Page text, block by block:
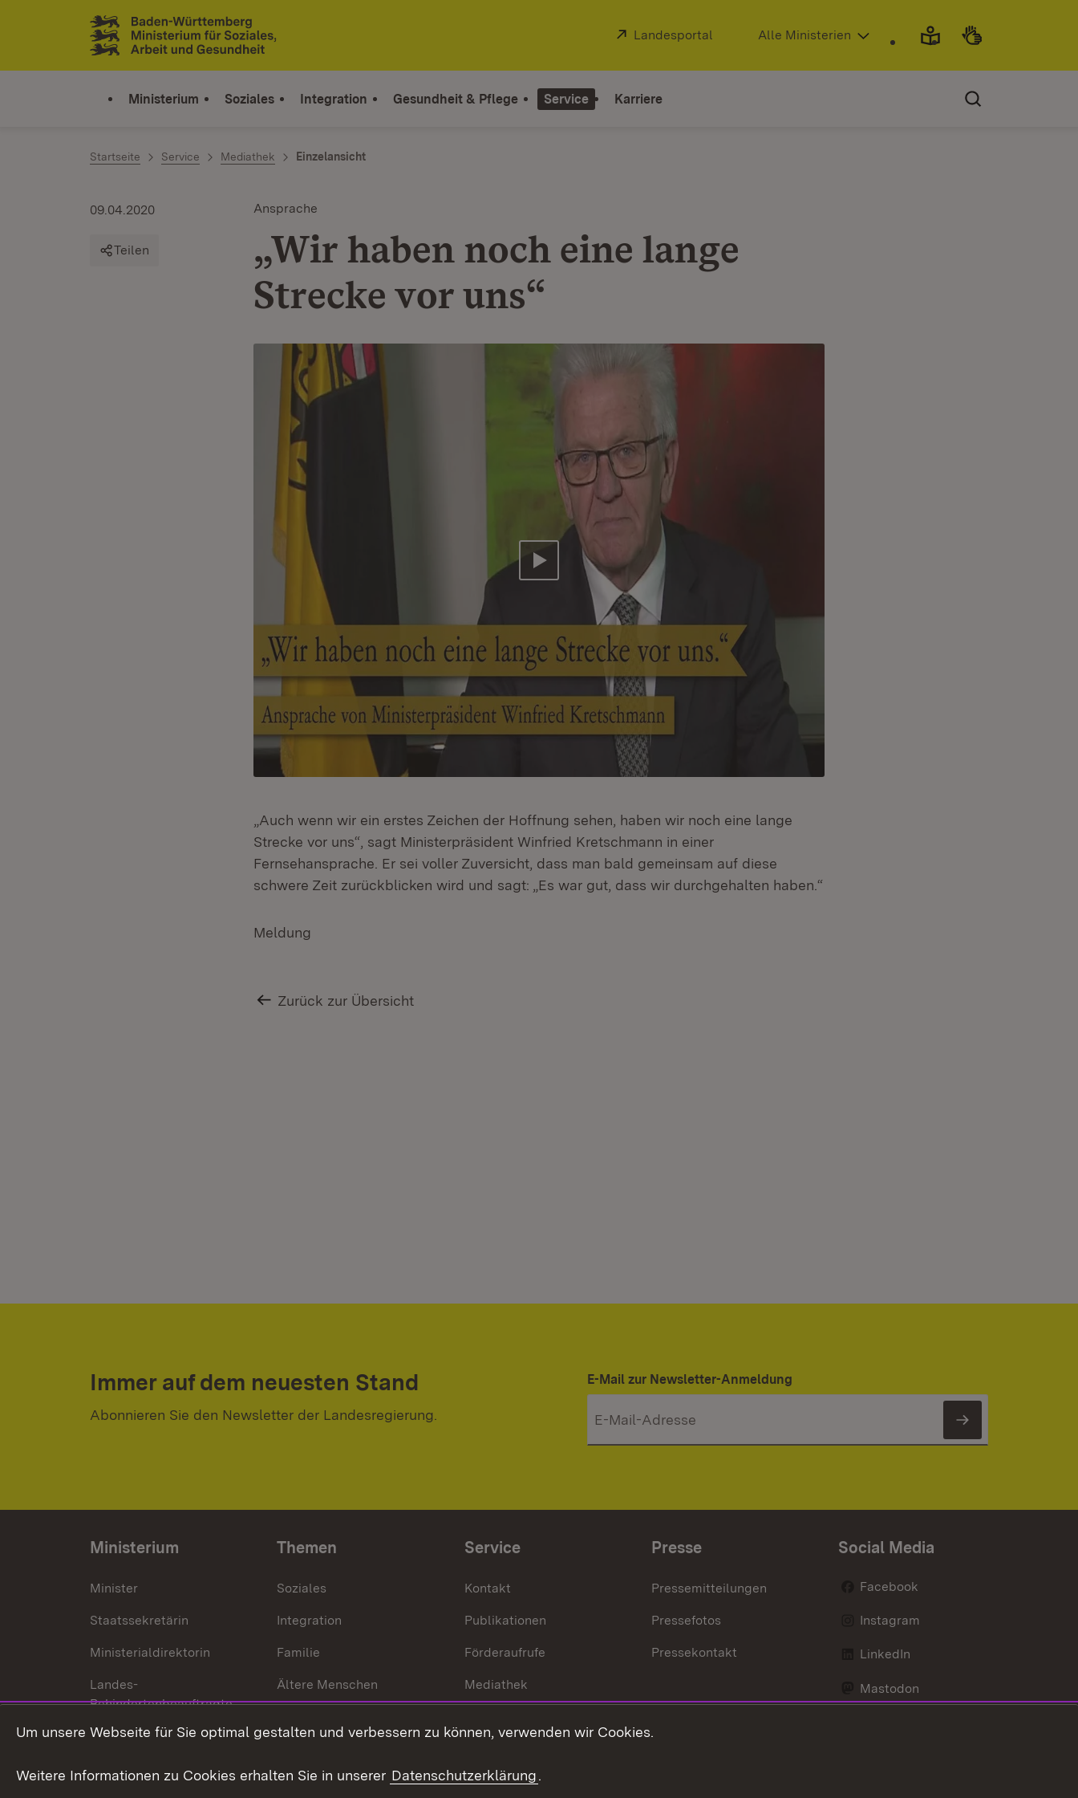
Zum Inhalt springen
Link zur Startseite
Extern:
Landesportal (Öffnet in neuem Fenster)
Alle Ministerien
Ministerium Soziales Integration Gesundheit & Pflege Service Karriere
Startseite Service Mediathek Einzelansicht
Ansprache
„Wir haben noch eine lange
Strecke vor uns“
09.04.2020
Teilen
Video abspielen
„Auch wenn wir ein erstes Zeichen der Hoffnung sehen, haben wir noch eine lange
Strecke vor uns“, sagt Ministerpräsident Winfried Kretschmann in einer
Fernsehansprache. Er sei voller Zuversicht, dass man bald gemeinsam auf diese
schwere Zeit zurückblicken wird und sagt: „Es war gut, dass wir durchgehalten haben.“
Meldung
Zurück zur Übersicht
Immer auf dem neuesten Stand
Abonnieren Sie den Newsletter der Landesregierung.
E-Mail zur Newsletter-Anmeldung
Newsletter
Ministerium
Minister
Staatssekretärin
Ministerialdirektorin
Landes-
Behindertenbeauftragte
Bürgerreferent
Karriere
Themen
Soziales
Integration
Familie
Ältere Menschen
Behinderungen
Bürgerengagement
Service
Kontakt
Publikationen
Förderaufrufe
Mediathek
Presse
Pressemitteilungen
Pressefotos
Pressekontakt
Social Media
Facebook
Instagram
LinkedIn
Mastodon
Um unsere Webseite für Sie optimal gestalten und verbessern zu können, verwenden wir Cookies.
Weitere Informationen zu Cookies erhalten Sie in unserer Datenschutzerklärung.